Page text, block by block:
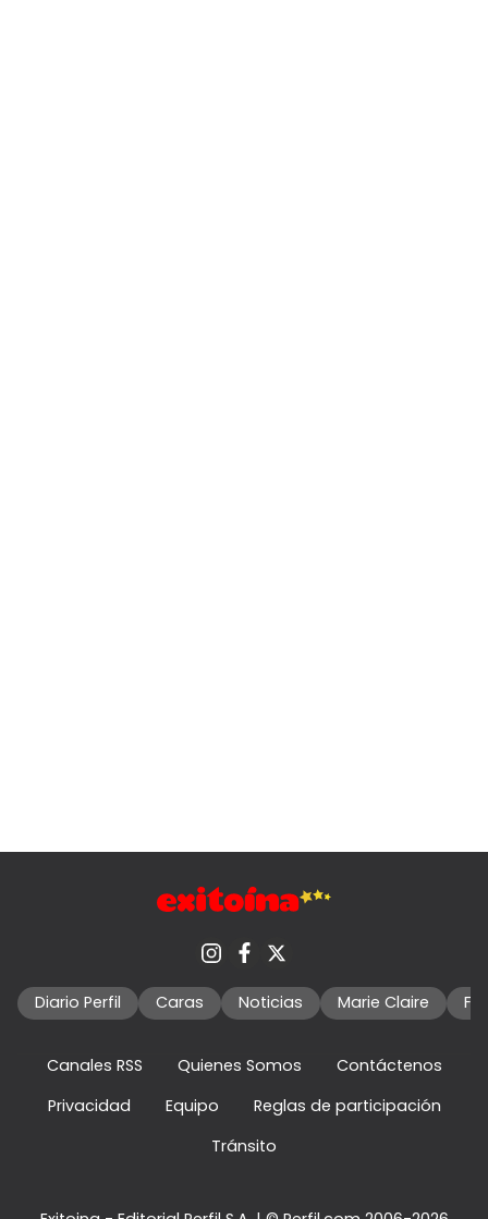
Diario Perfil Caras Noticias Marie Claire
Canales RSS Quienes Somos
Contáctenos
Privacidad
Equipo
Reglas de participación
Tránsito